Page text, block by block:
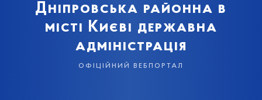
Дніпровська районна в
місті Києві державна
адміністрація
офіційний вебпортал